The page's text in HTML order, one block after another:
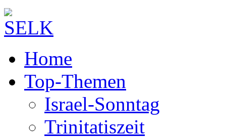
Home
Top-Themen
Israel-Sonntag
Trinitatiszeit